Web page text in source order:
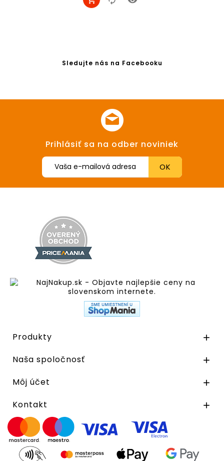
Sledujte nás na Facebooku
Prihlásiť sa na odber noviniek
Produkty 
Naša spoločnosť 
Môj účet 
Kontakt 